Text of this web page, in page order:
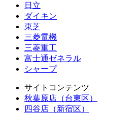
日立
ダイキン
東芝
三菱電機
三菱重工
富士通ゼネラル
シャープ
サイトコンテンツ
秋葉原店（台東区）
四谷店（新宿区）